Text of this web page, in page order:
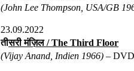
(John Lee Thompson, USA/GB
23.09.2022
तीसरी मंज़िल / The Third Floor
(Vijay Anand, Indien 1966) –